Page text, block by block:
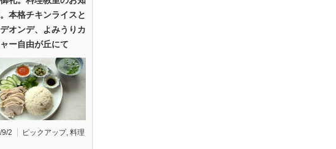
本格チキンライスと
オンデ、よみうりカ
ー自由が丘にて
2 ピックアップ, 料理